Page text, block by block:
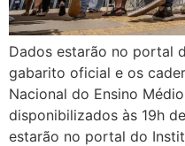
Dados estarão no portal
gabarito oficial e os
Nacional do Ensino
disponibilizados às 19h
estarão no portal do